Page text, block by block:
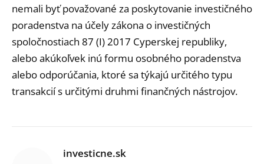
nemali byť považované za poskytovanie investičného
poradenstva na účely zákona o investičných
spoločnostiach 87 (I) 2017 Cyperskej republiky,
alebo akúkoľvek inú formu osobného poradenstva
alebo odporúčania, ktoré sa týkajú určitého typu
transakcií s určitými druhmi finančných nástrojov.
investicne.sk